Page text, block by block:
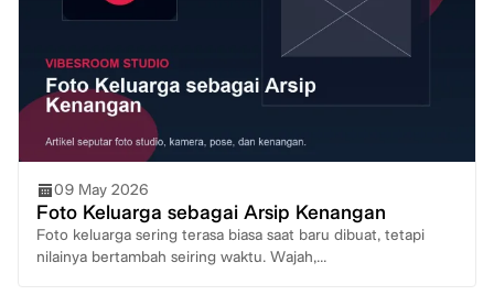
09 May 2026
Foto Keluarga sebagai Arsip Kenangan
Foto keluarga sering terasa biasa saat baru dibuat, tetapi
nilainya bertambah seiring waktu. Wajah,...